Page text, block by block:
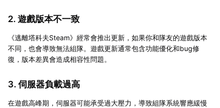
2. 遊戲版本不一致
《逃離塔科夫Steam》經常會推出更新，如果你和隊友的遊戲版本
不同，也會導致無法組隊。遊戲更新通常包含功能優化和bug修
復，版本差異會造成相容性問題。
3. 伺服器負載過高
在遊戲高峰期，伺服器可能承受過大壓力，導致組隊系統響應緩慢